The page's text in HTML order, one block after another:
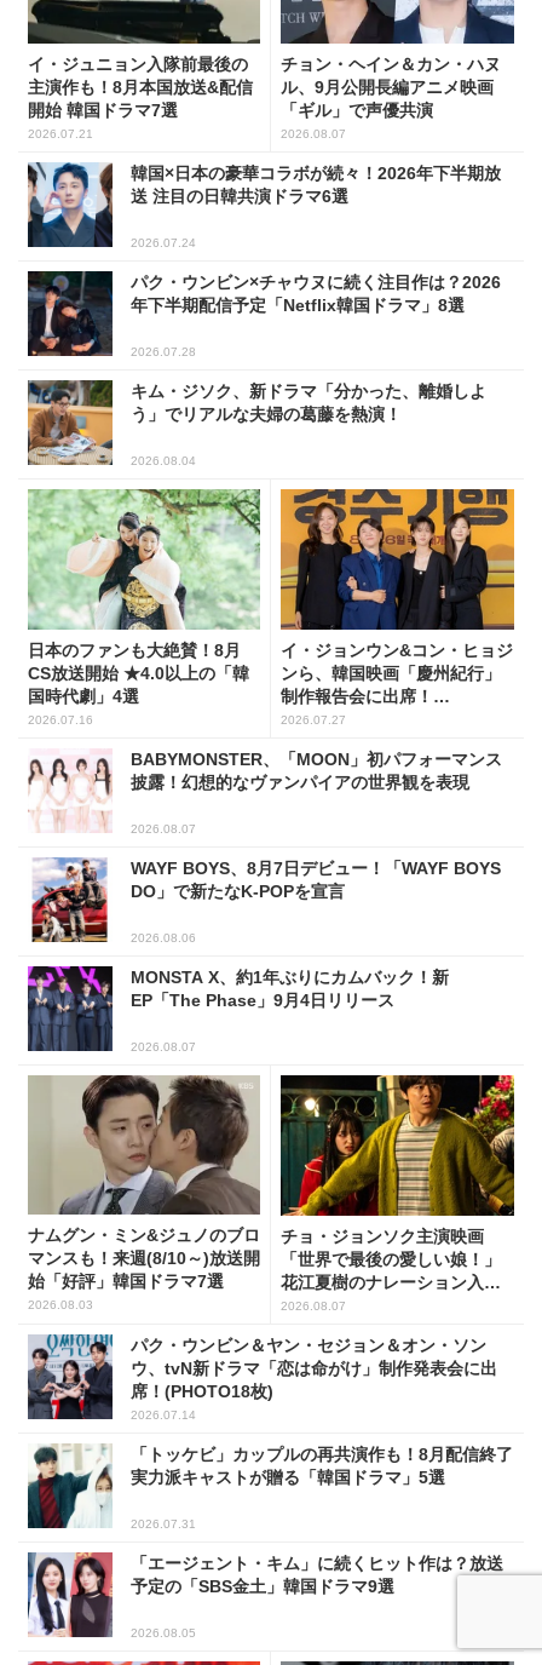
イ・ジュニョン入隊前最後の
主演作も！8月本国放送&配信
開始 韓国ドラマ7選
2026.07.21
チョン・ヘイン＆カン・ハヌ
ル、9月公開長編アニメ映画
「ギル」で声優共演
2026.08.07
韓国×日本の豪華コラボが続々！2026年下半期放
送 注目の日韓共演ドラマ6選
2026.07.24
パク・ウンビン×チャウヌに続く注目作は？2026
年下半期配信予定「Netflix韓国ドラマ」8選
2026.07.28
キム・ジソク、新ドラマ「分かった、離婚しよ
う」でリアルな夫婦の葛藤を熱演！
2026.08.04
日本のファンも大絶賛！8月
CS放送開始 ★4.0以上の「韓
国時代劇」4選
2026.07.16
イ・ジョンウン&コン・ヒョジ
ンら、韓国映画「慶州紀行」
制作報告会に出席！
(PHOTO16枚)
2026.07.27
BABYMONSTER、「MOON」初パフォーマンス
披露！幻想的なヴァンパイアの世界観を表現
2026.08.07
WAYF BOYS、8月7日デビュー！「WAYF BOYS
DO」で新たなK-POPを宣言
2026.08.06
MONSTA X、約1年ぶりにカムバック！新
EP「The Phase」9月4日リリース
2026.08.07
ナムグン・ミン&ジュノのブロ
マンスも！来週(8/10～)放送開
始「好評」韓国ドラマ7選
2026.08.03
チョ・ジョンソク主演映画
「世界で最後の愛しい娘！」
花江夏樹のナレーション入り
予告映像解禁！
2026.08.07
パク・ウンビン＆ヤン・セジョン＆オン・ソン
ウ、tvN新ドラマ「恋は命がけ」制作発表会に出
席！(PHOTO18枚)
2026.07.14
「トッケビ」カップルの再共演作も！8月配信終了
実力派キャストが贈る「韓国ドラマ」5選
2026.07.31
「エージェント・キム」に続くヒット作は？放送
予定の「SBS金土」韓国ドラマ9選
2026.08.05